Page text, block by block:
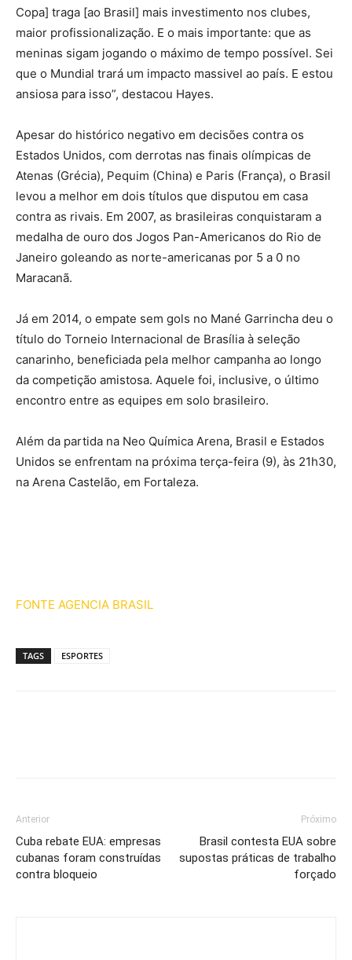
Copa] traga [ao Brasil] mais investimento nos clubes,
maior profissionalização. E o mais importante: que as
meninas sigam jogando o máximo de tempo possível. Sei
que o Mundial trará um impacto massivel ao país. E estou
ansiosa para isso”, destacou Hayes.
Apesar do histórico negativo em decisões contra os
Estados Unidos, com derrotas nas finais olímpicas de
Atenas (Grécia), Pequim (China) e Paris (França), o Brasil
levou a melhor em dois títulos que disputou em casa
contra as rivais. Em 2007, as brasileiras conquistaram a
medalha de ouro dos Jogos Pan-Americanos do Rio de
Janeiro goleando as norte-americanas por 5 a 0 no
Maracanã.
Já em 2014, o empate sem gols no Mané Garrincha deu o
título do Torneio Internacional de Brasília à seleção
canarinho, beneficiada pela melhor campanha ao longo
da competição amistosa. Aquele foi, inclusive, o último
encontro entre as equipes em solo brasileiro.
Além da partida na Neo Química Arena, Brasil e Estados
Unidos se enfrentam na próxima terça-feira (9), às 21h30,
na Arena Castelão, em Fortaleza.
FONTE AGENCIA BRASIL
TAGS ESPORTES
Anterior
Cuba rebate EUA: empresas
cubanas foram construídas
contra bloqueio
Próximo
Brasil contesta EUA sobre
supostas práticas de trabalho
forçado